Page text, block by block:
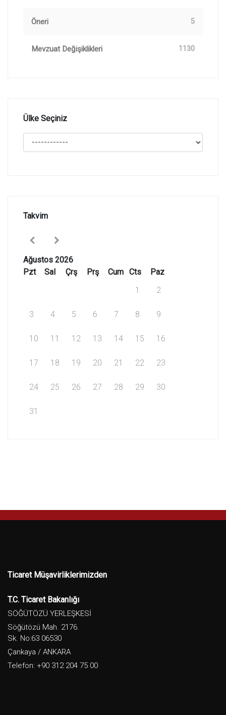
Öneri 5
Mevzuat Değişiklikleri 1130
Ülke Seçiniz
Takvim
Ağustos 2026
Pzt
Sal Çrş Prş Cum Cts
Paz
1
2
3 4 5 6 7 8 9
10 11 12 13 14 15 16
17 18 19 20 21 22 23
24 25 26 27 28 29 30
31
Ticaret Müşavirliklerimizden
T.C. Ticaret Bakanlığı
SÖĞÜTÖZÜ YERLEŞKESİ
Söğütözü Mah. 2176.
Sk. No:63 06530
Çankaya / ANKARA
Telefon: +90 312 204 75 00